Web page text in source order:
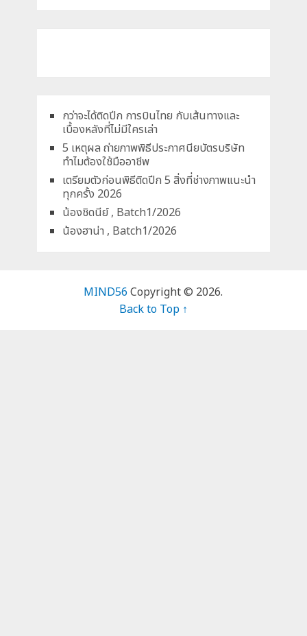
กว่าจะได้ติดปีก การบินไทย กับเส้นทางและ
เบื้องหลังที่ไม่มีใครเล่า
5 เหตุผล ถ่ายภาพพิธีประกาศนียบัตรบริษัท
ทำไมต้องใช้มืออาชีพ
เตรียมตัวก่อนพิธีติดปีก 5 สิ่งที่ช่างภาพแนะนำ
ทุกครั้ง 2026
น้องชิดนีย์ , Batch1/2026
น้องฮาน่า , Batch1/2026
MIND56 Copyright © 2026.
Back to Top ↑